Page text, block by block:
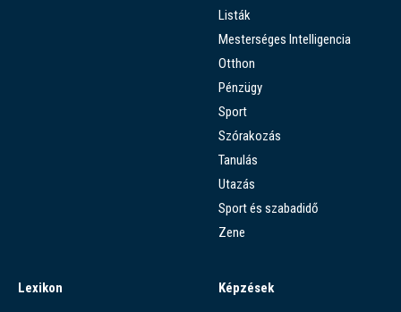
Listák
Mesterséges Intelligencia
Otthon
Pénzügy
Sport
Szórakozás
Tanulás
Utazás
Sport és szabadidő
Zene
Lexikon
Képzések